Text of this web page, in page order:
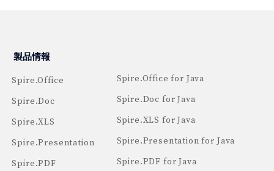
製品情報
Spire.Office
Spire.Doc
Spire.XLS
Spire.Presentation
Spire.PDF
Spire.Office for Java
Spire.Doc for Java
Spire.XLS for Java
Spire.Presentation for Java
Spire.PDF for Java